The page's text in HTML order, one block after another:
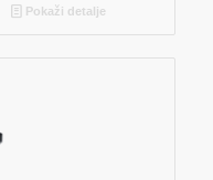
Pokaži detalje